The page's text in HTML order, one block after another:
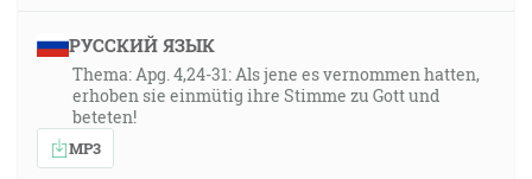
РУССКИЙ ЯЗЫК
Thema: Apg. 4,24-31: Als jene es vernommen hatten,
erhoben sie einmütig ihre Stimme zu Gott und
beteten!
MP3